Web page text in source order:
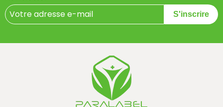
S'inscrire